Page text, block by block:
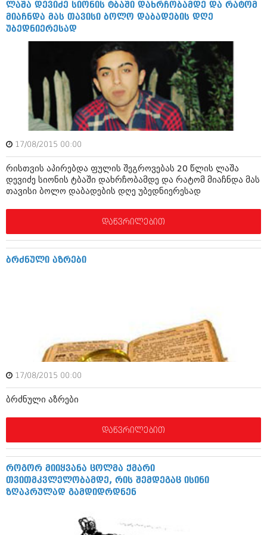
იანვარი 2016 (206)
დეკემბერი 2015 (207)
ნოემბერი 2015 (264)
ოქტომბერი 2015 (204)
სექტემბერი 2015 (215)
აგვისტო 2015 (286)
ივლისი 2015 (173)
ივნისი 2015 (261)
მაისი 2015 (194)
აპრილი 2015 (208)
მარტი 2015 (365)
დეკემბერი 2014 (342)
ნოემბერი 2014 (290)
ოქტომბერი 2014 (292)
სექტემბერი 2014 (394)
აგვისტო 2014 (248)
ივლისი 2014 (313)
ივნისი 2014 (366)
მაისი 2014 (313)
აპრილი 2014 (290)
სექტემბერი 2013 (368)
აგვისტო 2013 (89)
ივნისი 2013 (212)
მაისი 2013 (259)
აპრილი 2013 (304)
თებერვალი 2013 (204)
დეკემბერი 2012 (98)
ოქტომბერი 2012 (350)
სექტემბერი 2012 (264)
აგვისტო 2012 (268)
ივნისი 2012 (282)
მაისი 2012 (240)
ლაშა დევიძე სიონის ტბაში დახრჩობამდე და რატომ
მიაჩნდა მას თავისი ბოლო დაბადების დღე
უბედნიერესად
17/08/2015 00:00
რისთვის აპირებდა ფულის შეგროვებას 20 წლის ლაშა
დევიძე სიონის ტბაში დახრჩობამდე და რატომ მიაჩნდა მას
თავისი ბოლო დაბადების დღე უბედნიერესად
დაწვრილებით
ბრძნული აზრები
17/08/2015 00:00
ბრძნული აზრები
დაწვრილებით
როგორ მიიყვანა ცოლმა ქმარი
თვითმკვლელობამდე, რის შემდეგაც ისინი
ზღაპრულად გამდიდრდნენ